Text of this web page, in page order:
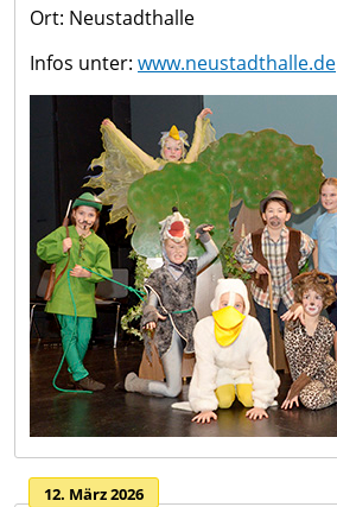
Ort: Neustadthalle
Infos unter: www.neustadthalle.de
12. März 2026